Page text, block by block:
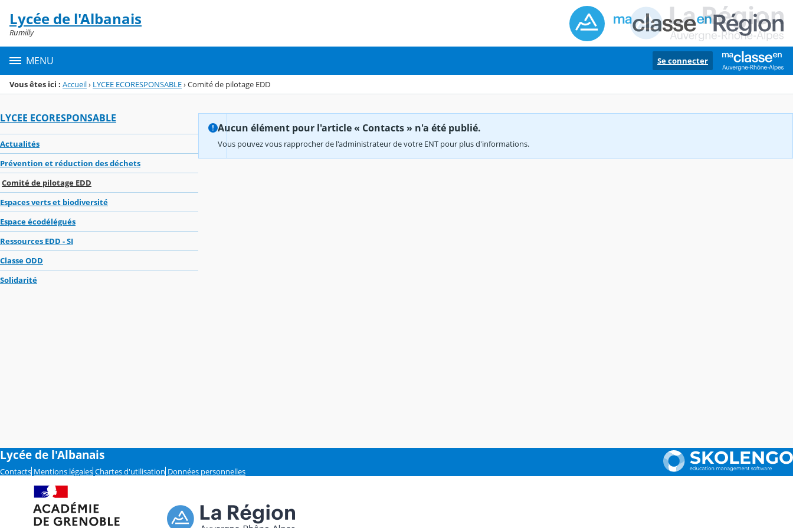
Menu de la rubrique
Contenu
Lycée de l'Albanais
Rumilly
MENU Se connecter
Vous êtes ici : Accueil› LYCEE ECORESPONSABLE›Comité de pilotage EDD
LYCEE ECORESPONSABLE
Actualités
Prévention et réduction des déchets
Comité de pilotage EDD
Espaces verts et biodiversité
Espace écodélégués
Ressources EDD - SI
Classe ODD
Solidarité
Aucun élément pour l'article « Contacts » n'a été publié.
Vous pouvez vous rapprocher de l'administrateur de votre ENT pour plus d'informations.
Lycée de l'Albanais
Contacts Mentions légales Chartes d'utilisation Données personnelles